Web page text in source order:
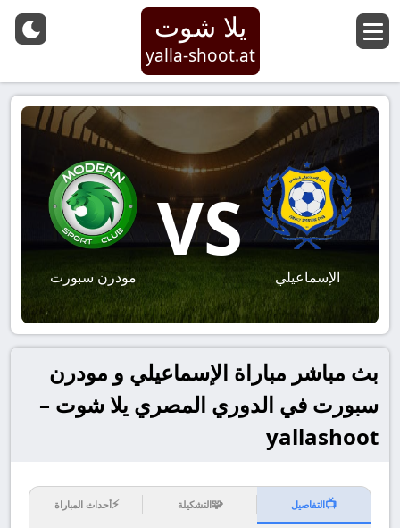
يلا شوت
yalla-shoot.at
الإسماعيلي
VS
مودرن سبورت
بث مباشر مباراة الإسماعيلي و مودرن
سبورت في الدوري المصري يلا شوت –
yallashoot
📺التفاصيل 🧩التشكيلة ⚡أحداث المباراة